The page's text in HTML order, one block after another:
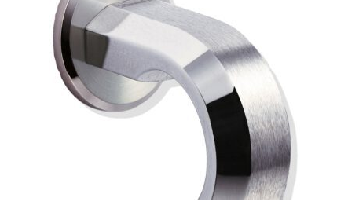
Scheepvaart